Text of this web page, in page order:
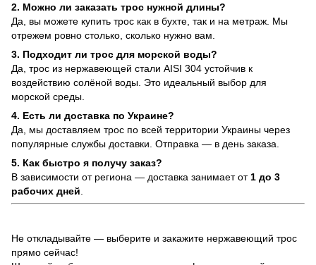
2. Можно ли заказать трос нужной длины?
Да, вы можете купить трос как в бухте, так и на метраж. Мы
отрежем ровно столько, сколько нужно вам.
3. Подходит ли трос для морской воды?
Да, трос из нержавеющей стали AISI 304 устойчив к
воздействию солёной воды. Это идеальный выбор для
морской среды.
4. Есть ли доставка по Украине?
Да, мы доставляем трос по всей территории Украины через
популярные службы доставки. Отправка — в день заказа.
5. Как быстро я получу заказ?
В зависимости от региона — доставка занимает от 1 до 3
рабочих дней
Не откладывайте — выберите и закажите нержавеющий трос
прямо сейчас!